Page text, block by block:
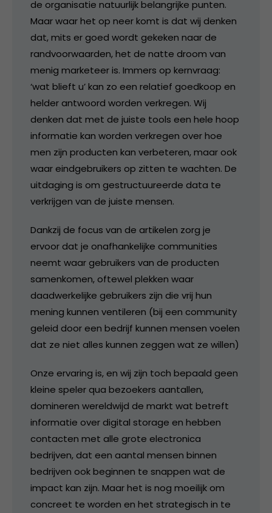
de organisatie natuurlijk belangrijke punten.
Maar waar het op neer komt is dat wij denken
dat, mits er goed wordt gekeken naar de
randvoorwaarden, het de natte droom van
menig marketeer is. Immers op kernvraag:
‘wat blieft u’ kan zo een relatief goedkoop en
helder antwoord worden verkregen. Wij
denken dat met de juiste tools een hele hoop
informatie kan worden verkregen over hoe
men zijn producten kan verbeteren, maar ook
waar eindgebruikers op zitten te wachten. De
uitdaging is om gestructuureerde data te
verkrijgen van de juiste mensen.
Dankzij de focus van de artikelen zorg je
ervoor dat je onafhankelijke communities
neemt waar gebruikers van de producten
samenkomen, oftewel plekken waar
daadwerkelijke gebruikers zijn die vrij hun
mening kunnen ventileren (bij een community
geleid door een bedrijf kunnen mensen voelen
dat ze niet alles kunnen zeggen wat ze willen)
Onze ervaring is, en wij zijn toch bepaald geen
kleine speler qua bezoekers aantallen,
domineren wereldwijd de markt wat betreft
informatie over digital storage en hebben
contacten met alle grote electronica
bedrijven, dat een aantal mensen binnen
bedrijven ook beginnen te snappen wat de
impact kan zijn. Maar het is nog moeilijk om
concreet te worden en het strategisch in te